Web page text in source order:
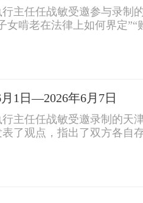
主任任战敏受邀参与录制
啃老在法律上如何界定
1日—​2026年6月7日
主任任战敏受邀录制的天
了观点，指出了双方各自